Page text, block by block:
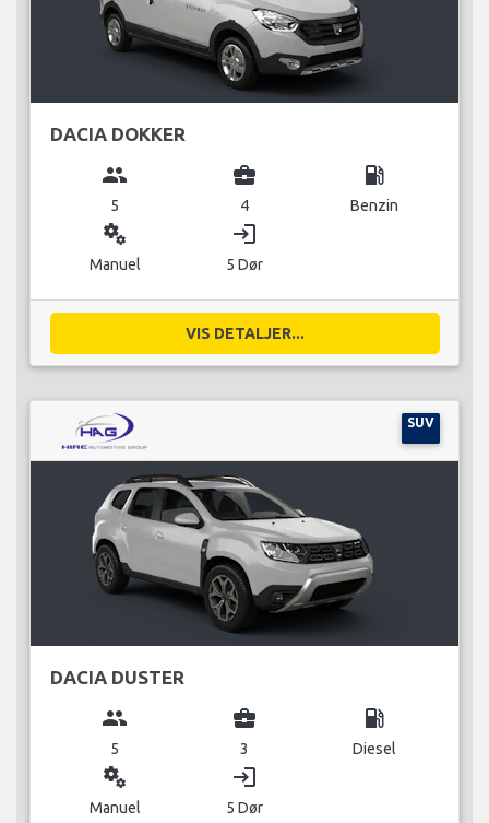
DACIA DOKKER
group
5
business_center
4
local_gas_station
Benzin
miscellaneous_services
Manuel
login
5 Dør
VIS DETALJER...
SUV
DACIA DUSTER
group
5
business_center
3
local_gas_station
Diesel
miscellaneous_services
Manuel
login
5 Dør